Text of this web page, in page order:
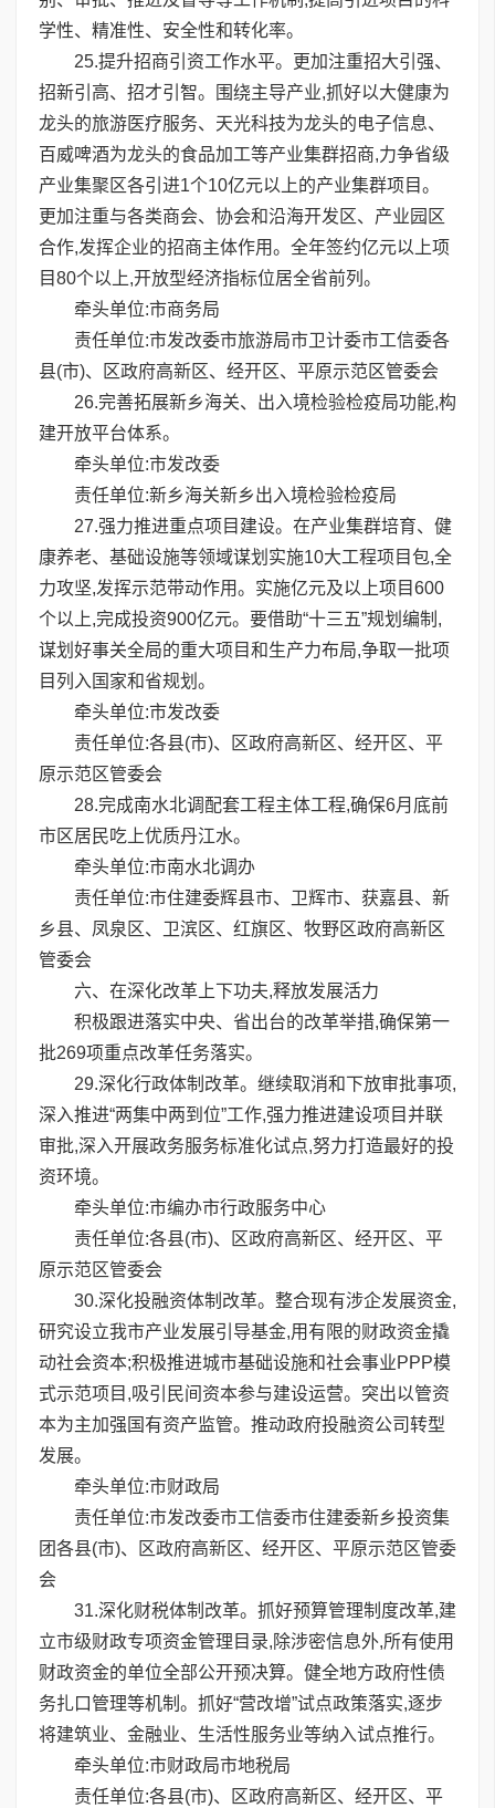
学性、精准性、安全性和转化率。
25.提升招商引资工作水平。更加注重招大引强、
招新引高、招才引智。围绕主导产业,抓好以大健康为
龙头的旅游医疗服务、天光科技为龙头的电子信息、
百威啤酒为龙头的食品加工等产业集群招商,力争省级
产业集聚区各引进1个10亿元以上的产业集群项目。
更加注重与各类商会、协会和沿海开发区、产业园区
合作,发挥企业的招商主体作用。全年签约亿元以上项
目80个以上,开放型经济指标位居全省前列。
牵头单位:市商务局
责任单位:市发改委市旅游局市卫计委市工信委各
县(市)、区政府高新区、经开区、平原示范区管委会
26.完善拓展新乡海关、出入境检验检疫局功能,构
建开放平台体系。
牵头单位:市发改委
责任单位:新乡海关新乡出入境检验检疫局
27.强力推进重点项目建设。在产业集群培育、健
康养老、基础设施等领域谋划实施10大工程项目包,全
力攻坚,发挥示范带动作用。实施亿元及以上项目600
个以上,完成投资900亿元。要借助“十三五”规划编制,
谋划好事关全局的重大项目和生产力布局,争取一批项
目列入国家和省规划。
牵头单位:市发改委
责任单位:各县(市)、区政府高新区、经开区、平
原示范区管委会
28.完成南水北调配套工程主体工程,确保6月底前
市区居民吃上优质丹江水。
牵头单位:市南水北调办
责任单位:市住建委辉县市、卫辉市、获嘉县、新
乡县、凤泉区、卫滨区、红旗区、牧野区政府高新区
管委会
六、在深化改革上下功夫,释放发展活力
积极跟进落实中央、省出台的改革举措,确保第一
批269项重点改革任务落实。
29.深化行政体制改革。继续取消和下放审批事项,
深入推进“两集中两到位”工作,强力推进建设项目并联
审批,深入开展政务服务标准化试点,努力打造最好的投
资环境。
牵头单位:市编办市行政服务中心
责任单位:各县(市)、区政府高新区、经开区、平
原示范区管委会
30.深化投融资体制改革。整合现有涉企发展资金,
研究设立我市产业发展引导基金,用有限的财政资金撬
动社会资本;积极推进城市基础设施和社会事业PPP模
式示范项目,吸引民间资本参与建设运营。突出以管资
本为主加强国有资产监管。推动政府投融资公司转型
发展。
牵头单位:市财政局
责任单位:市发改委市工信委市住建委新乡投资集
团各县(市)、区政府高新区、经开区、平原示范区管委
会
31.深化财税体制改革。抓好预算管理制度改革,建
立市级财政专项资金管理目录,除涉密信息外,所有使用
财政资金的单位全部公开预决算。健全地方政府性债
务扎口管理等机制。抓好“营改增”试点政策落实,逐步
将建筑业、金融业、生活性服务业等纳入试点推行。
牵头单位:市财政局市地税局
责任单位:各县(市)、区政府高新区、经开区、平